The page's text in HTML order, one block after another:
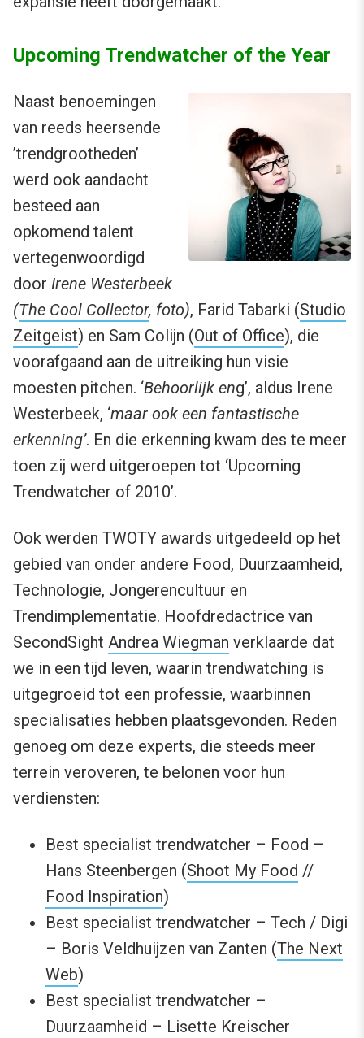
Upcoming Trendwatcher of the Year
Naast benoemingen
van reeds heersende
’trendgrootheden’
werd ook aandacht
besteed aan
opkomend talent
vertegenwoordigd
door Irene Westerbeek
(The Cool Collector, foto), Farid Tabarki (Studio
Zeitgeist) en Sam Colijn (Out of Office), die
voorafgaand aan de uitreiking hun visie
moesten pitchen. ‘Behoorlijk eng’, aldus Irene
Westerbeek, ‘maar ook een fantastische
erkenning’. En die erkenning kwam des te meer
toen zij werd uitgeroepen tot ‘Upcoming
Trendwatcher of 2010’.
Ook werden TWOTY awards uitgedeeld op het
gebied van onder andere Food, Duurzaamheid,
Technologie, Jongerencultuur en
Trendimplementatie. Hoofdredactrice van
SecondSight Andrea Wiegman verklaarde dat
we in een tijd leven, waarin trendwatching is
uitgegroeid tot een professie, waarbinnen
specialisaties hebben plaatsgevonden. Reden
genoeg om deze experts, die steeds meer
terrein veroveren, te belonen voor hun
verdiensten:
Best specialist trendwatcher – Food –
Hans Steenbergen (Shoot My Food //
Food Inspiration)
Best specialist trendwatcher – Tech / Digi
– Boris Veldhuijzen van Zanten (The Next
Web)
Best specialist trendwatcher –
Duurzaamheid – Lisette Kreischer